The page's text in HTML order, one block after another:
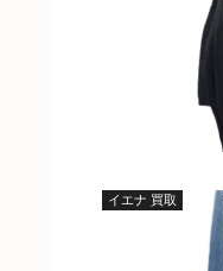
イエナ 買取